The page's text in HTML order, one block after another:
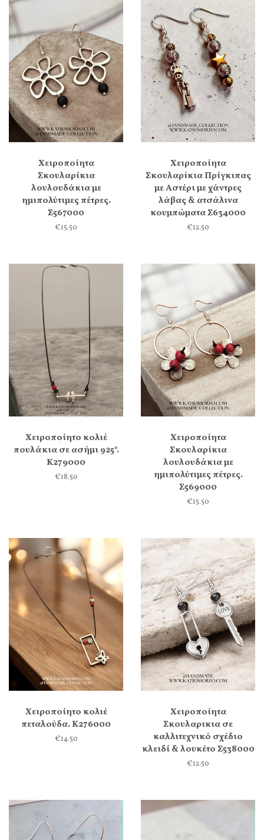
Χειροποίητα
Σκουλαρίκια
λουλουδάκια με
ημιπολύτιμες πέτρες.
Σ567000
€15.50
Χειροποίητα
Σκουλαρίκια Πρίγκιπας
με Αστέρι με χάντρες
λάβας & ατσάλινα
κουμπώματα Σ634000
€12.50
Χειροποίητο κολιέ
πουλάκια σε ασήμι 925°.
Κ279000
€18.50
Χειροποίητα
Σκουλαρίκια
λουλουδάκια με
ημιπολύτιμες πέτρες.
Σ569000
€15.50
Χειροποίητο κολιέ
πεταλούδα. Κ276000
€14.50
Χειροποίητα
Σκουλαρικια σε
καλλιτεχνικό σχέδιο
κλειδί & λουκέτο Σ538000
€12.50